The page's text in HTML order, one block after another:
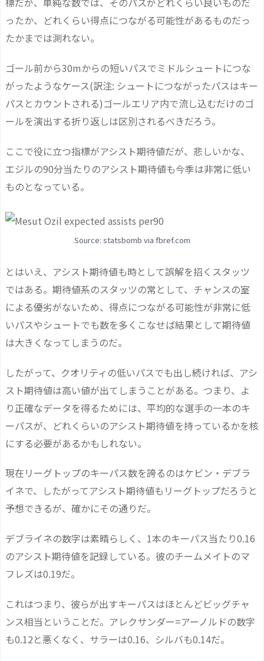
ったか、どれくらい得点につながる可能性があるものだっ
たかまでは測れない。
ゴール前から30mからの短いパスでミドルシュートにつな
がったようなケース(訳注: シュートにつながったパスはキー
パスとカウントされる)ゴールエリア内で流し込むだけのゴ
ールを演出する折り返しは区別されるべきだろう。
ここで役に立つ指標がアシスト期待値だが、悲しいかな、
エジルの90分当たりのアシスト期待値も今季は非常に低い
ものとなっている。
Source: statsbomb via fbref.com
とはいえ、アシスト期待値も時として誤解を招くスタッツ
ではある。期待値系のスタッツの常として、チャンスの室
による優劣がないため、得点につながる可能性が非常に低
いパスやシュートでも数を多くこなせば結果として期待値
は大きくなってしまうのだ。
したがって、クオリティの低いパスでも出し続ければ、アシ
スト期待値は高い値が出てしまうことがある。つまり、よ
り正確なデータを得るためには、平均的な選手の一本のキ
ーパスが、どれくらいのアシスト期待値を持っているかを核
にする必要があるかもしれない。
現在リーグトップのキーパス数を誇るのはケビン・デブラ
イネで、したがってアシスト期待値もリーグトップだろうと
予想できるが、確かにその通りだ。
デブライネの数字は素晴らしく、1本のキーパス当たり0.16
のアシスト期待値を記録している。彼のチームメイトのマ
フレズは0.19だ。
これはつまり、彼らが出すキーパスはほとんどビッグチャ
ンス相当ということだ。アレクサンダー=アーノルドの数字
も0.12と悪くなく、サラーは0.16、シルバも0.14だ。